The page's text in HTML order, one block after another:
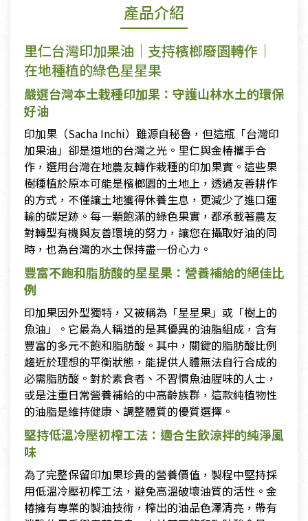
產品介紹
里仁台灣印加果油｜支持檳榔廢園轉作｜
在地種植的綠色星星果
嚴選台灣本土栽種印加果：守護山林水土的環保
好油
印加果（Sacha Inchi）雖源自秘魯，但這瓶「台灣印
加果油」卻是道地的台灣之光。里仁與金椿攜手合
作，選用台灣在地農友轉作栽種的印加果實。這些果
樹種植於原本可能是檳榔園的土地上，透過友善耕作
的方式，不僅讓土地獲得休養生息，更減少了進口運
輸的碳足跡。每一顆飽滿的綠色果實，都承載著農友
對轉型有機與友善環境的努力，讓您在攝取好油的同
時，也為台灣的水土保持盡一份心力。
豐富不飽和脂肪酸的星星果：營養補給的絕佳比
例
印加果因外型獨特，又被稱為「星星果」或「樹上的
魚油」。它最為人稱道的是其優異的油脂組成，含有
豐富的多元不飽和脂肪酸。其中，關鍵的脂肪酸比例
趨近於理想的平衡狀態，能提供人體無法自行合成的
必需脂肪酸。對於素食者、不習慣魚油腥味的人士，
或是注重日常營養補給的中高齡族群，這款純植物性
的油脂是維持健康、調整體質的優質選擇。
堅持低溫冷壓初榨工法：適合生飲涼拌的純淨風
味
為了完整保留印加果珍貴的營養價值，製程中堅持採
用低溫冷壓初榨工法，避免高溫破壞油質的活性。金
椿擁有專業的製油技術，榨出的油品色澤清亮，帶有